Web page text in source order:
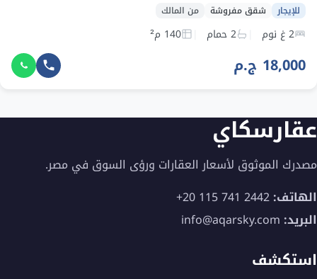
للإيجار شقق مفروشة من المالك
2 غ نوم 2 حمام 140 م²
18,000 ج.م
عقارسكاي
مصدرك الموثوق لأسعار العقارات ورؤى السوق في مصر.
الهاتف:+20 115 741 2442
البريد: info@aqarsky.com
استكشف